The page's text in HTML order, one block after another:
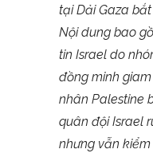
tại Dải Gaza
Nội dung bao
tin Israel do
đồng minh
nhân Palestine
quân đội Israel
nhưng vẫn